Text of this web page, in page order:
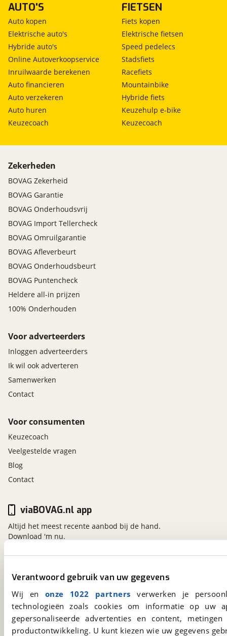
Verantwoord gebruik van uw gegevens
Wij en onze 1022 partners verwerken je
technologieën zoals cookies om informatie op
gepersonaliseerde advertenties en content,
productontwikkeling. U kunt kiezen wie uw gegevens
AUTO'S
Auto kopen
Elektrische auto's
Hybride auto's
Online Autoverkoopservice
Inruilwaarde berekenen
Auto financieren
Auto verzekeren
Auto huren
Keuzecoach
FIETSEN
Fiets kopen
Elektrische fietsen
Speed pedelecs
Stadsfiets
Racefiets
Mountainbike
Hybride fiets
Keuzehulp e-bike
Keuzecoach
Zekerheden
BOVAG Zekerheid
BOVAG Garantie
BOVAG Onderhoudsvrij
BOVAG Import Tellercheck
BOVAG Omruilgarantie
BOVAG Afleverbeurt
BOVAG Onderhoudsbeurt
BOVAG Puntencheck
Heldere all-in prijzen
100% Onderhouden
Voor adverteerders
Inloggen adverteerders
Ik wil ook adverteren
Samenwerken
Contact
Voor consumenten
Keuzecoach
Veelgestelde vragen
Blog
Contact
viaBOVAG.nl
Kosterijland15
3981 AJ
Bunnik
Een initiatief van
BOVAG
viaBOVAG.nl app
Altijd het meest recente aanbod bij de hand.
Download 'm nu.